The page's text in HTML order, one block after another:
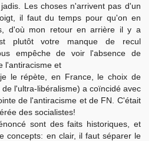
Les choses n'arrivent pas d'un
il faut du temps pour qu'on en
d'où mon retour en arrière il y a
plutôt votre manque de recul
empêche de voir l'absence de
l'antiracisme et
le répète, en France, le choix de
l'ultra-libéralisme) a coïncidé avec
de l'antiracisme et de FN. C'était
des socialistes!
sont des faits historiques, et
concepts: en clair, il faut séparer le